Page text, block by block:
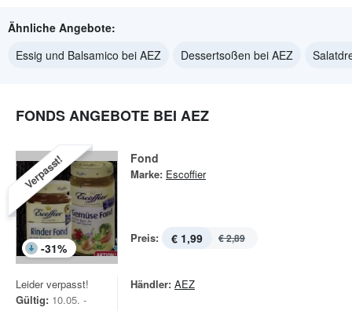
Ähnliche Angebote:
Essig und Balsamico bei AEZ
Dessertsoßen bei AEZ
FONDS ANGEBOTE BEI AEZ
Verpasst!
-31%
Fond
Marke: Escoffier
Preis: € 1,99 € 2,89
Leider verpasst!
Gültig: 10.05. -
Händler: AEZ